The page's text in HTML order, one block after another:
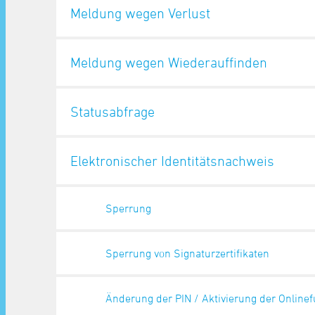
Meldung wegen Verlust
Meldung wegen Wiederauffinden
Statusabfrage
Elektronischer Identitätsnachweis
Sperrung
Sperrung von Signaturzertifikaten
Änderung der PIN / Aktivierung der